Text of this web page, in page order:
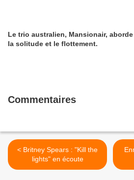
Le trio australien, Mansionair, aborde
la solitude et le flottement.
Commentaires
< Britney Spears : "Kill the
lights" en écoute